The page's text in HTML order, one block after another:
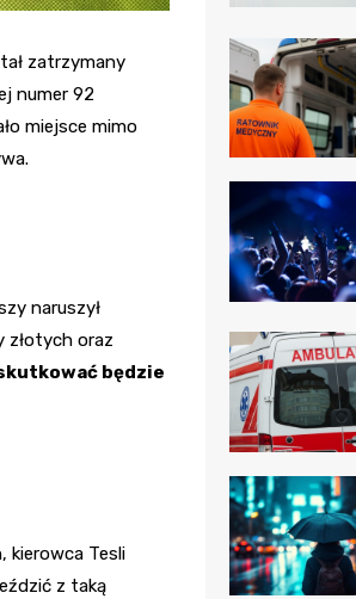
zatrzymany
numer 92
miejsce mimo
naruszył
złotych oraz
będzie
kierowca Tesli
z taką